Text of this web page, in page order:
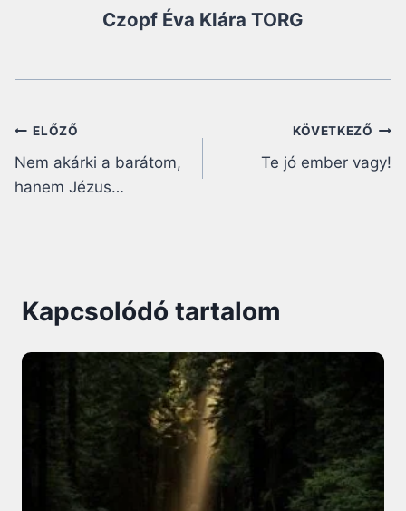
Czopf Éva Klára TORG
Bejegyzés
navigáció
ELŐZŐ
Nem akárki a barátom,
hanem Jézus…
KÖVETKEZŐ
Te jó ember vagy!
Kapcsolódó tartalom